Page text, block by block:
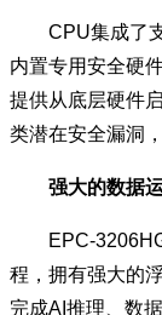
CPU集成了支
内置专用安全硬
提供从底层硬件
类潜在安全漏洞
强大的数据
EPC-3206HG
程，拥有强大的
完成AI推理、数